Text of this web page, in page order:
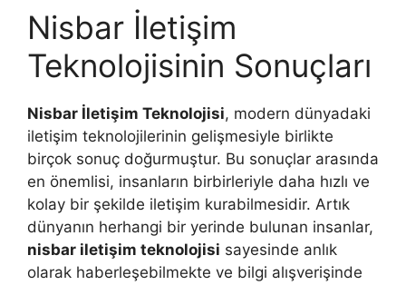
Nisbar İletişim
Teknolojisinin Sonuçları
Nisbar İletişim Teknolojisi, modern dünyadaki
iletişim teknolojilerinin gelişmesiyle birlikte
birçok sonuç doğurmuştur. Bu sonuçlar arasında
en önemlisi, insanların birbirleriyle daha hızlı ve
kolay bir şekilde iletişim kurabilmesidir. Artık
dünyanın herhangi bir yerinde bulunan insanlar,
nisbar iletişim teknolojisi sayesinde anlık
olarak haberleşebilmekte ve bilgi alışverişinde